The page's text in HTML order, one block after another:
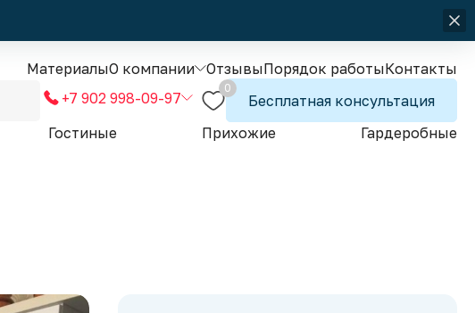
МатериалыО компании ОтзывыПорядок работыКонтакты
+7 902 998-09-97
0
Бесплатная консультация
Гостиные Прихожие Гардеробные